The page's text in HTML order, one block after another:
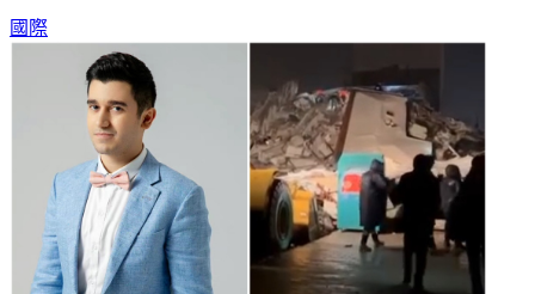
國際